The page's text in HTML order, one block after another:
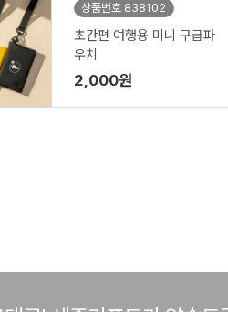
상품번호 838102
초간편 여행용 미니 구급파
우치
2,000원